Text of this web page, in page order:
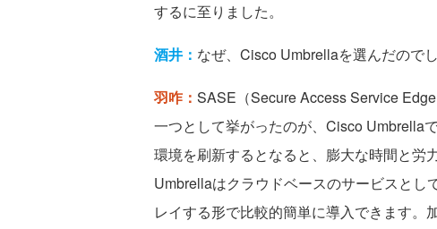
するに至りました。
酒井： なぜ、Cisco Umbrellaを選んだのでし
羽咋： SASE（Secure Access Service
一つとして挙がったのが、Cisco Umbrella
環境を刷新するとなると、膨大な時間と労
Umbrellaはクラウドベースのサービスとし
レイする形で比較的簡単に導入できます。